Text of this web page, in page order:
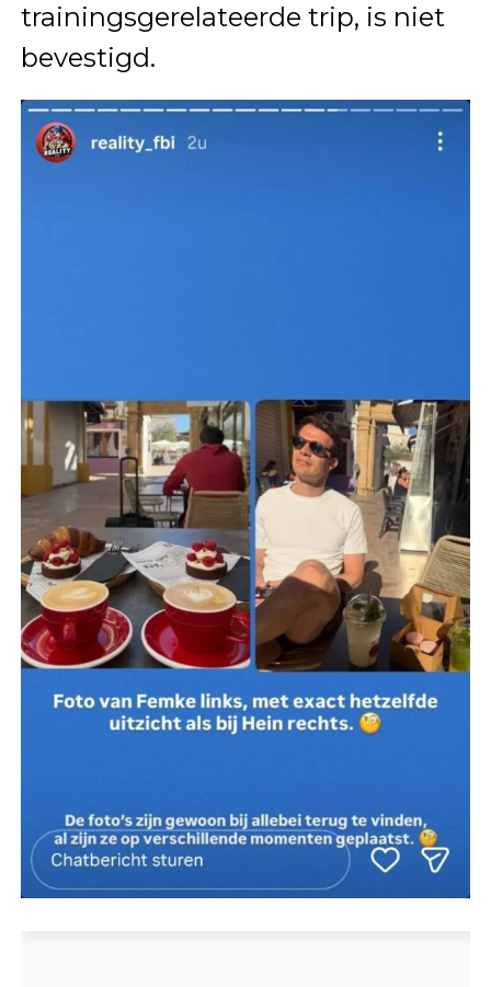
trainingsgerelateerde trip, is niet
bevestigd.